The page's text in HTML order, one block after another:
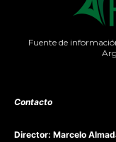
Fuente de
Contacto
Director: Marcelo